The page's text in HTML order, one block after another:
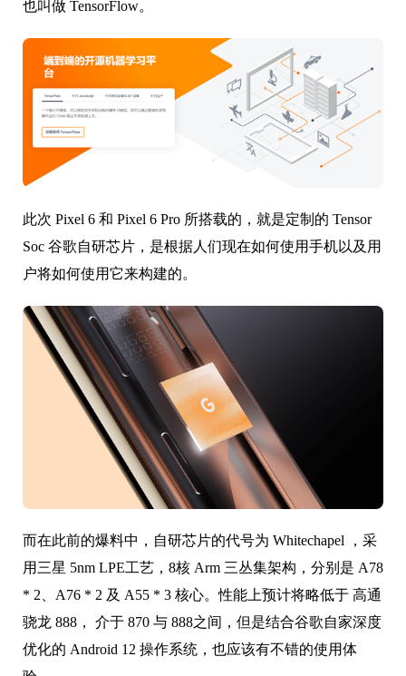
相关项目中都使用了 Tensor 标识符，开源机器学习平台
此次 Pixel 6 和 Pixel 6 Pro 所搭载的，就是定制的 Tensor
Soc 谷歌自研芯片，是根据人们现在如何使用手机以及用
而在此前的爆料中，自研芯片的代号为 Whitechapel ，采
用三星 5nm LPE工艺，8核 Arm 三丛集架构，分别是 A78
* 2、A76 * 2 及 A55 * 3 核心。性能上预计将略低于 高通
骁龙 888， 介于 870 与 888之间，但是结合谷歌自家深度